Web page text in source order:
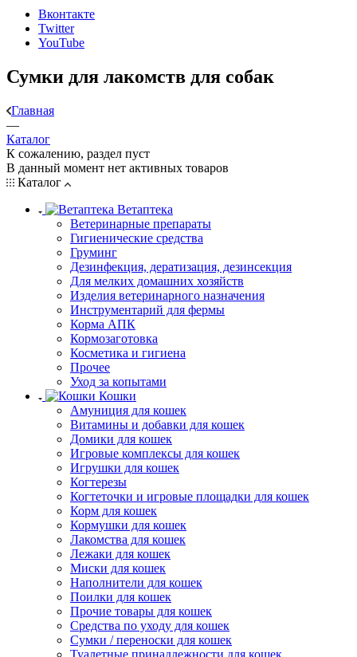
Вконтакте
Twitter
YouTube
Сумки для лакомств для собак
Главная
—
Каталог
К сожалению, раздел пуст
В данный момент нет активных товаров
Каталог
Ветаптека
Ветеринарные препараты
Гигиенические средства
Груминг
Дезинфекция, дератизация, дезинсекция
Для мелких домашних хозяйств
Изделия ветеринарного назначения
Инструментарий для фермы
Корма АПК
Кормозаготовка
Косметика и гигиена
Прочее
Уход за копытами
Кошки
Амуниция для кошек
Витамины и добавки для кошек
Домики для кошек
Игровые комплексы для кошек
Игрушки для кошек
Когтерезы
Когтеточки и игровые площадки для кошек
Корм для кошек
Кормушки для кошек
Лакомства для кошек
Лежаки для кошек
Миски для кошек
Наполнители для кошек
Поилки для кошек
Прочие товары для кошек
Средства по уходу для кошек
Сумки / переноски для кошек
Туалетные принадлежности для кошек